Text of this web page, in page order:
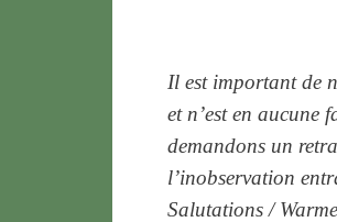
Il est important de
et n’est en aucune
demandons un
l’inobservation
Salutations /